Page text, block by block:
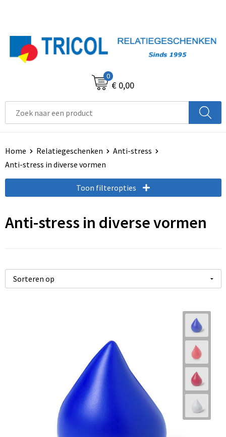
0
€ 0,00
Home Relatiegeschenken
Anti-stress
Anti-stress in diverse vormen
Toon filteropties
Anti-stress in diverse vormen